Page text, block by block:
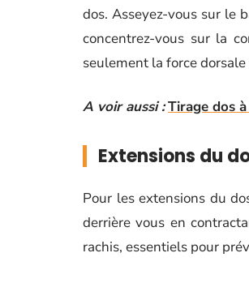
dos. Asseyez-vous sur le
concentrez-vous sur la
seulement la force
A voir aussi :Tirage dos
Extensions du
Pour les extensions du
derrière vous en
rachis, essentiels pour